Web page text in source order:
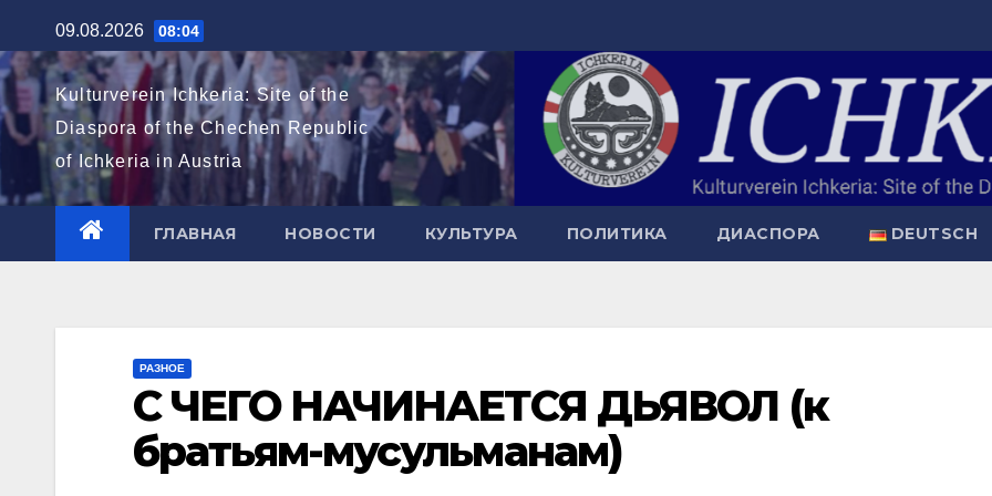
к
содержимому
09.08.2026 08:04
Kulturverein Ichkeria: Site of the
Diaspora of the Chechen Republic
of Ichkeria in Austria
ГЛАВНАЯ НОВОСТИ КУЛЬТУРА ПОЛИТИКА ДИАСПОРА DEUTSCH
РАЗНОЕ
С ЧЕГО НАЧИНАЕТСЯ ДЬЯВОЛ (к
братьям-мусульманам)